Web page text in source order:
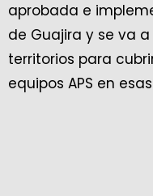
aprobada e
de Guajira y se va
territorios para
equipos APS en